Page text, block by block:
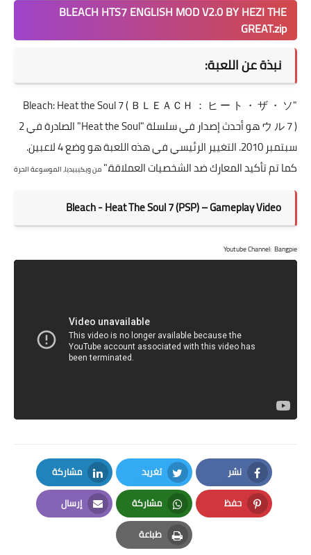
BLEACH HTS7 ENGLISH MOD V2.0 BY HEZI THE
GREAT.zip
نبذة عن اللعبة:
"Bleach: Heat the Soul 7 ( ＢＬＥＡＣＨ ： ヒ ー ト ・ ザ ・ ソ
ウ ル 7 ) هو أحدث إصدار في سلسلة "Heat the Soul" الصادرة في 2
سبتمبر 2010. التغيير الرئيسي في هذه اللعبة هو وضع 4 لاعبين.
كما تم تأكيد المعارك ضد الشخصيات العملاقة." من ويكيبيديا، الموسوعة الحرة
Bleach - Heat The Soul 7 (PSP) – Gameplay Video
Youtube Channel: Bangpie
نشر
Facebook
تغريد
Twitter
مشاركة
LinkedIn
حفظ
Pinterest
مشاركة
Whatsapp
إرسال
Email
طباعة